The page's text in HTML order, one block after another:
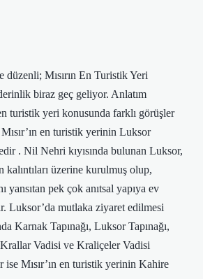
düzenli; Mısırın En Turistik Yeri
biraz geç geliyor. Anlatım
turistik yeri konusunda farklı görüşler
en turistik yerinin Luksor
. Nil Nehri kıyısında bulunan Luksor,
kalıntıları üzerine kurulmuş olup,
yansıtan pek çok anıtsal yapıya ev
Luksor’da mutlaka ziyaret edilmesi
Karnak Tapınağı, Luksor Tapınağı,
Krallar Vadisi ve Kraliçeler Vadisi
ise Mısır’ın en turistik yerinin Kahire